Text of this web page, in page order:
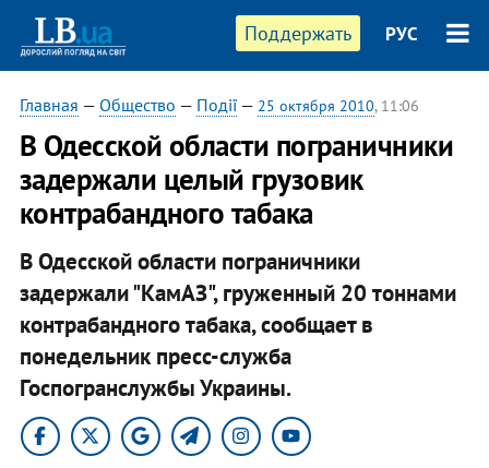
Поддержать РУС
Главная — Общество — Події— 25 октября 2010, 11:06
В Одесской области пограничники
задержали целый грузовик
контрабандного табака
В Одесской области пограничники
задержали "КамАЗ", груженный 20 тоннами
контрабандного табака, сообщает в
понедельник пресс-служба
Госпогранслужбы Украины.​